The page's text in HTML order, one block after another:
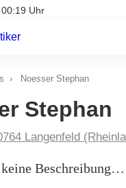
Uhr
› Noesser Stephan
Stephan
Langenfeld
Beschreibung…